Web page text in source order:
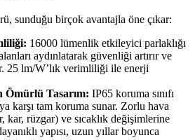
sunduğu birçok avantajla öne çıkar:
16000 lümenlik etkileyici parlaklığı
aydınlatarak güvenliği artırır ve
25 lm/W’lık verimliliği ile enerji
Ömürlü Tasarım: IP65 koruma sınıfı
karşı tam koruma sunar. Zorlu hava
kar, rüzgar) ve sıcaklık değişimlerine
yapısı, uzun yıllar boyunca